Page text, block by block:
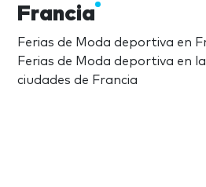
Francia
Ferias de Moda deportiva en
Ferias de Moda deportiva en
ciudades de Francia